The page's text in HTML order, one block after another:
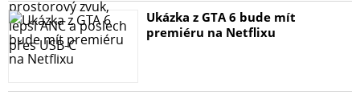
Ukázka z GTA 6 bude mít
premiéru na Netflixu